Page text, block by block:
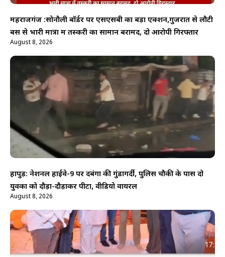
महराजगंज :सोनौली बॉर्डर पर एसएसबी का बड़ा एक्शन,गुजरात से लौटी
बस से भारी मात्रा में तस्करी का सामान बरामद, दो आरोपी गिरफ्तार
August 8, 2026
हापुड़: नेशनल हाईवे-9 पर दबंगों की गुंडागर्दी, पुलिस चौकी के पास दो
युवकों को दौड़ा-दौड़ाकर पीटा, वीडियो वायरल
August 8, 2026